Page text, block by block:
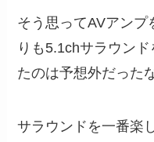
そう思ってAVアンプ
りも5.1chサラウン
たのは予想外だった
サラウンドを一番楽